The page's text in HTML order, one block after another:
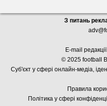
З питань
E-mail
© 2025 football
Суб'єкт у сфері онлайн-медіа, і
Правила
Політика у сфері